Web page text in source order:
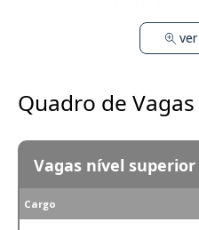
Quadro de Vagas
Vagas nível superior
Cargo